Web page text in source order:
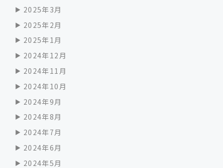
2025年3月
2025年2月
2025年1月
2024年12月
2024年11月
2024年10月
2024年9月
2024年8月
2024年7月
2024年6月
2024年5月